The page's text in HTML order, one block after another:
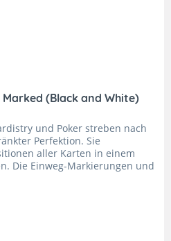
(Black and White)
und Poker streben nach
Perfektion. Sie
aller Karten in einem
Die Einweg-Markierungen und